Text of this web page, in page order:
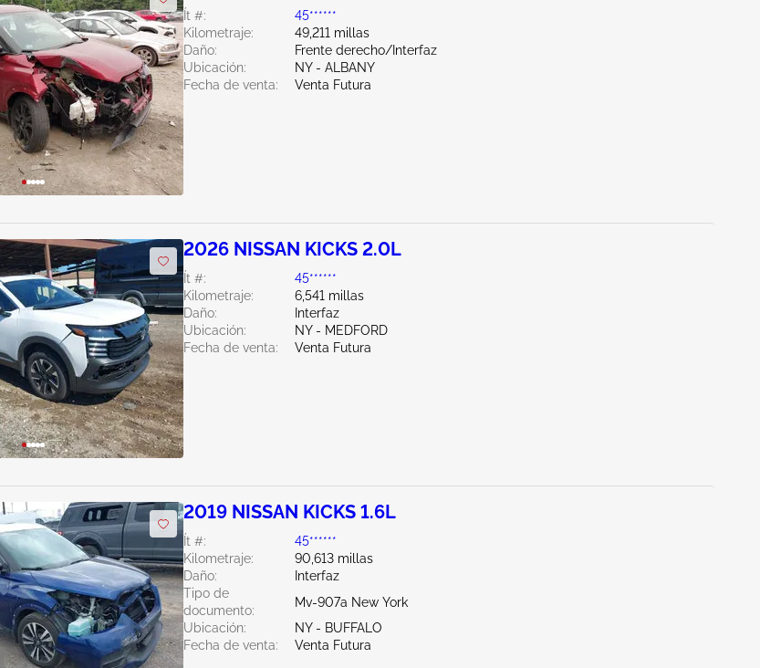
Ít #:
45******
Kilometraje:
49,211 millas
Daño:
Frente derecho/Interfaz
Ubicación:
NY - ALBANY
Fecha de venta:
Venta Futura
2026 NISSAN KICKS 2.0L
Ít #:
45******
Kilometraje:
6,541 millas
Daño:
Interfaz
Ubicación:
NY - MEDFORD
Fecha de venta:
Venta Futura
2019 NISSAN KICKS 1.6L
Ít #:
45******
Kilometraje:
90,613 millas
Daño:
Interfaz
Tipo de
documento:
Mv-907a New York
Ubicación:
NY - BUFFALO
Fecha de venta:
Venta Futura